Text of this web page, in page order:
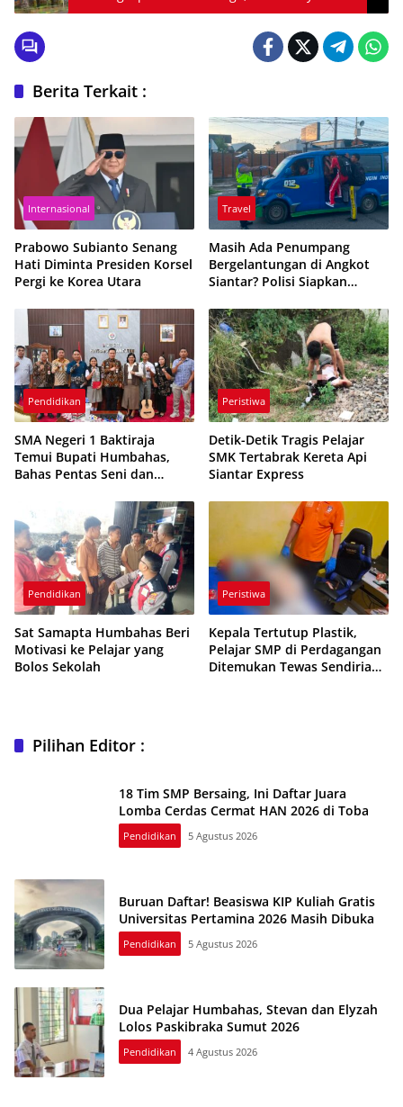
“Jangan Ada Pembodohan Publik!”
Berita Terkait :
Internasional
Prabowo Subianto Senang
Hati Diminta Presiden Korsel
Pergi ke Korea Utara
Travel
Masih Ada Penumpang
Bergelantungan di Angkot
Siantar? Polisi Siapkan
Pendidikan
SMA Negeri 1 Baktiraja
Temui Bupati Humbahas,
Bahas Pentas Seni dan
Peristiwa
Detik-Detik Tragis Pelajar
SMK Tertabrak Kereta Api
Siantar Express
Pendidikan
Sat Samapta Humbahas Beri
Motivasi ke Pelajar yang
Bolos Sekolah
Peristiwa
Kepala Tertutup Plastik,
Pelajar SMP di Perdagangan
Ditemukan Tewas Sendirian
Pilihan Editor :
18 Tim SMP Bersaing, Ini Daftar Juara
Lomba Cerdas Cermat HAN 2026 di Toba
Pendidikan 5 Agustus 2026
Buruan Daftar! Beasiswa KIP Kuliah Gratis
Universitas Pertamina 2026 Masih Dibuka
Pendidikan 5 Agustus 2026
Dua Pelajar Humbahas, Stevan dan Elyzah
Lolos Paskibraka Sumut 2026
Pendidikan 4 Agustus 2026